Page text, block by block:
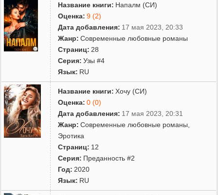
Название книги: Напалм (СИ)
Оценка: 9 (2)
Дата добавления: 17 мая 2023, 20:33
Жанр: Современные любовные романы
Страниц: 28
Серия: Узы #4
Язык: RU
Название книги: Хочу (СИ)
Оценка: 0 (0)
Дата добавления: 17 мая 2023, 20:31
Жанр: Современные любовные романы
Эротика
Страниц: 12
Серия: Преданность #2
Год: 2020
Язык: RU